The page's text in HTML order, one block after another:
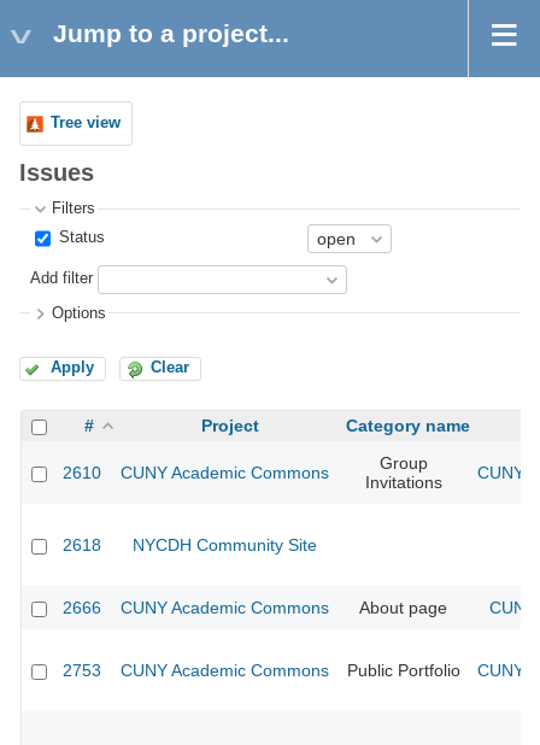
Jump to a project...
Tree view
Issues
Filters
Status
Add filter
Options
Apply Clear
# Project Category name
2610 CUNY Academic Commons
Group
Invitations
CUNY
2618 NYCDH Community Site
2666 CUNY Academic Commons About page
2753 CUNY Academic Commons Public Portfolio CUNY